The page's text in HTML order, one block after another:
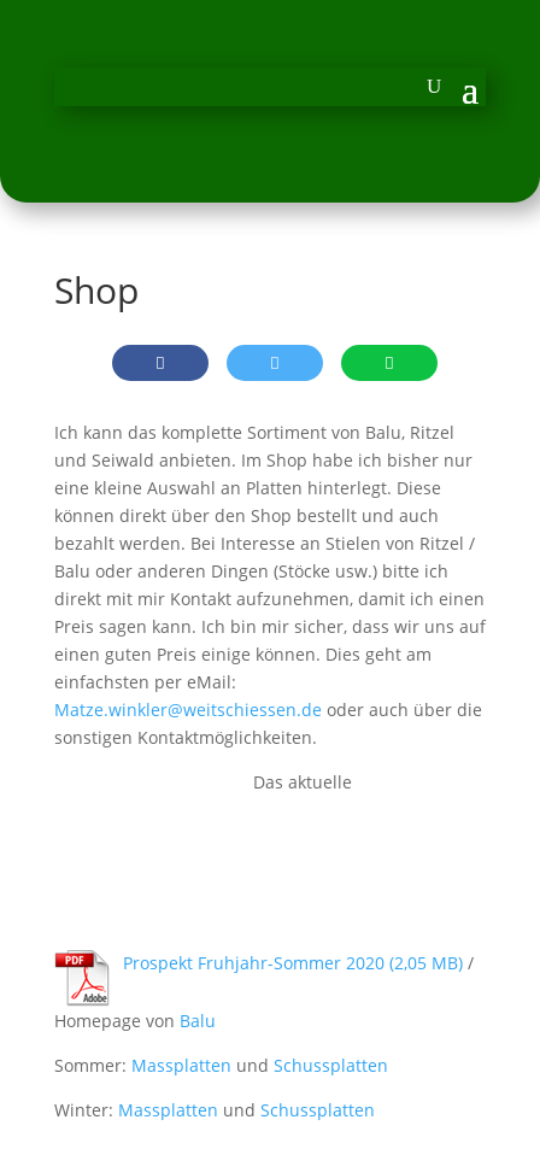
Shop
Ich kann das komplette Sortiment von Balu, Ritzel
und Seiwald anbieten. Im Shop habe ich bisher nur
eine kleine Auswahl an Platten hinterlegt. Diese
können direkt über den Shop bestellt und auch
bezahlt werden. Bei Interesse an Stielen von Ritzel /
Balu oder anderen Dingen (Stöcke usw.) bitte ich
direkt mit mir Kontakt aufzunehmen, damit ich einen
Preis sagen kann. Ich bin mir sicher, dass wir uns auf
einen guten Preis einige können. Dies geht am
einfachsten per eMail:
Matze.winkler@weitschiessen.de oder auch über die
sonstigen Kontaktmöglichkeiten.
Das aktuelle
Prospekt Fruhjahr-Sommer 2020 /
Homepage von Balu
Sommer: Massplatten und Schussplatten
Winter: Massplatten und Schussplatten